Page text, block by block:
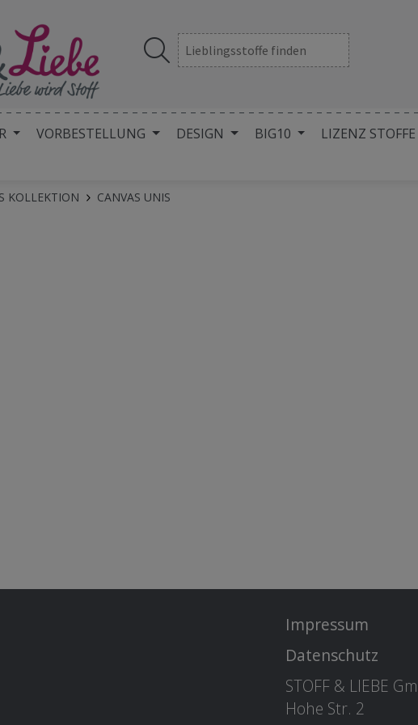
VORBESTELLUNG DESIGN BIG10 LIZENZ STOFFE
KOLLEKTION CANVAS UNIS
Impressum
Datenschutz
STOFF & LIEBE
Hohe Str. 2